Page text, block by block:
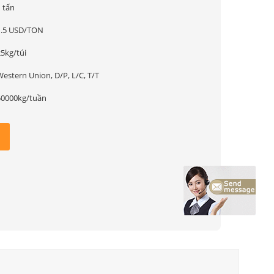
tấn
USD/TON
túi
Union, D/P, L/C, T/T
tuần